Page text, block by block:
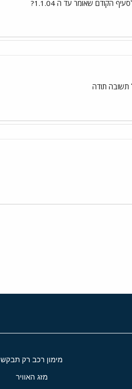
הקודם שאומר עד ה 1.1.04?
תשובה תודה
מימון רכב רק תבקש
מזג האוויר